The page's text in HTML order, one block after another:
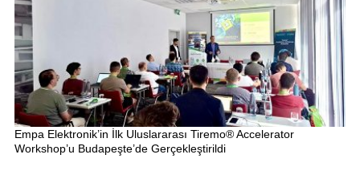
Empa Elektronik’in İlk Uluslararası Tiremo® Accelerator
Workshop’u Budapeşte’de Gerçekleştirildi